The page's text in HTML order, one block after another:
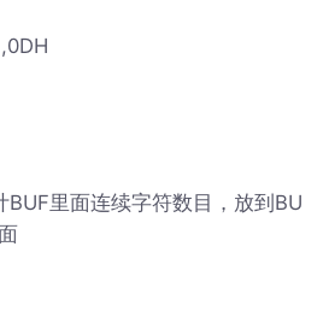
BUF里面连续字符数目，放到BU